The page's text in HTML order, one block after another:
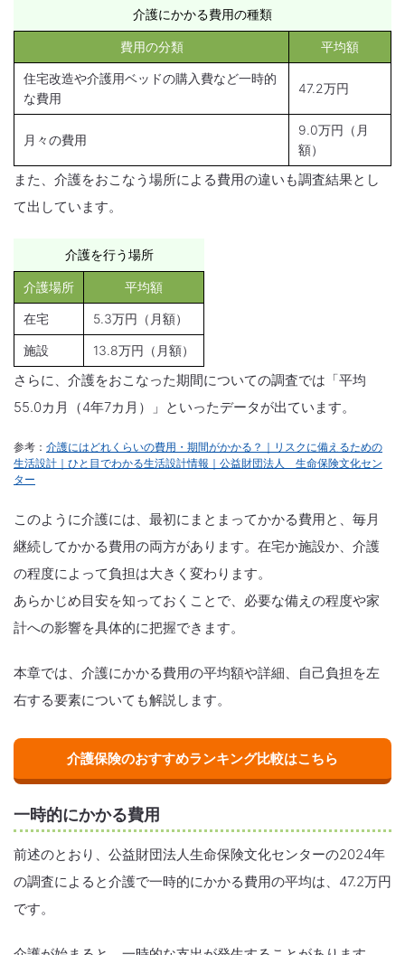
介護にかかる費用の種類
費用の分類 平均額
住宅改造や介護用ベッドの購入費など一時的
な費用
47.2万円
月々の費用
9.0万円（月
額）
また、介護をおこなう場所による費用の違いも調査結果とし
て出しています。
介護を行う場所
介護場所 平均額
在宅 5.3万円（月額）
施設 13.8万円（月額）
さらに、介護をおこなった期間についての調査では「平均
55.0カ月（4年7カ月）」といったデータが出ています。
参考： 介護にはどれくらいの費用・期間がかかる？｜リスクに備えるための
生活設計｜ひと目でわかる生活設計情報｜公益財団法人 生命保険文化セン
ター
このように介護には、最初にまとまってかかる費用と、毎月
継続してかかる費用の両方があります。在宅か施設か、介護
の程度によって負担は大きく変わります。
あらかじめ目安を知っておくことで、必要な備えの程度や家
計への影響を具体的に把握できます。
本章では、介護にかかる費用の平均額や詳細、自己負担を左
右する要素についても解説します。
介護保険のおすすめランキング比較はこちら
一時的にかかる費用
前述のとおり、公益財団法人生命保険文化センターの2024年
の調査によると介護で一時的にかかる費用の平均は、47.2万円
です。